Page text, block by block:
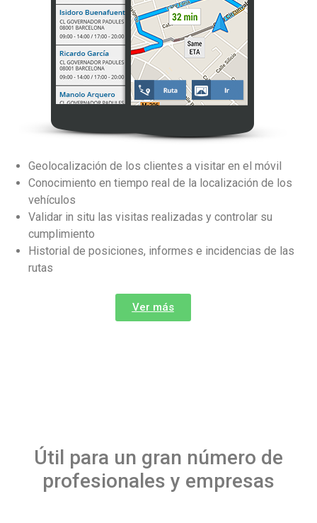
Geolocalización de los clientes a visitar en el móvil
Conocimiento en tiempo real de la localización de los
vehículos
Validar in situ las visitas realizadas y controlar su
cumplimiento
Historial de posiciones, informes e incidencias de las
rutas
Ver más
Útil para un gran número de
profesionales y empresas